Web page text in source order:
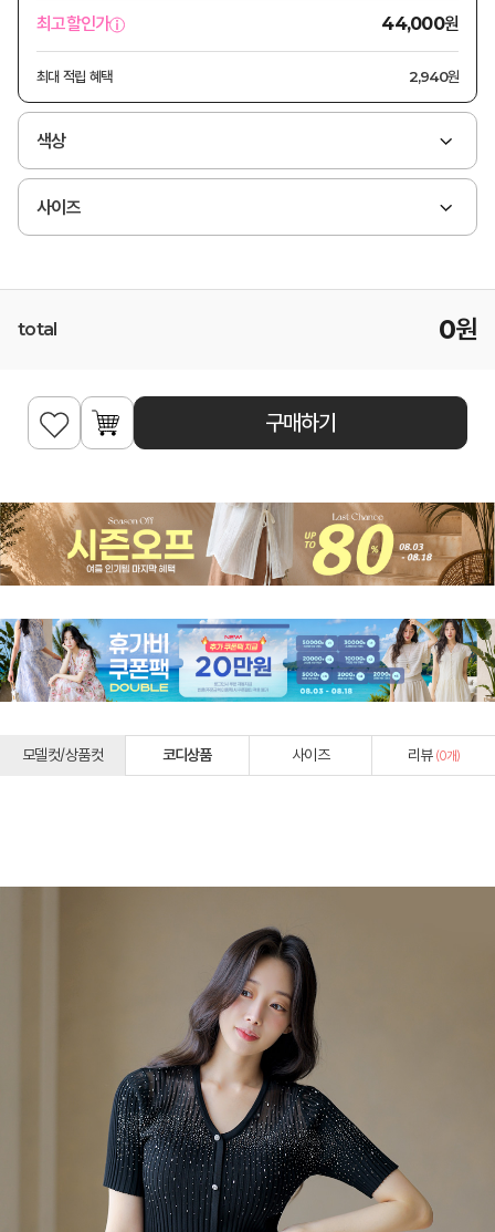
최고할인가 44,000원
최대 적립 혜택 2,940원
색상
사이즈
total 0원
구매하기
모델컷/상품컷 코디상품 사이즈 리뷰 (0개)